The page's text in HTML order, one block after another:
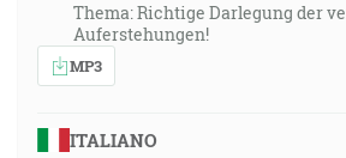
Thema: Richtige Darlegung der
Auferstehungen!
MP3
ITALIANO